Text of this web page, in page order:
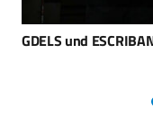
Bundespräsident